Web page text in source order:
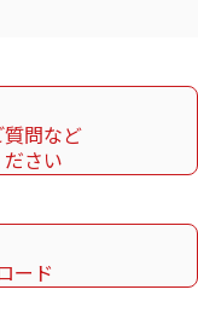
問など
さい
ード